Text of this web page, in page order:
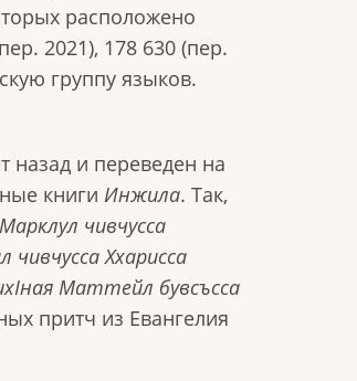
расположено
2021), 178 630 (пер.
группу языков.
назад и переведен на
книги Инжила. Так,
чивчусса
чивчусса Ххарисса
Маттейл бувсъсса
притч из Евангелия